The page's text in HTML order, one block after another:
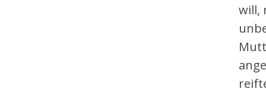
will,